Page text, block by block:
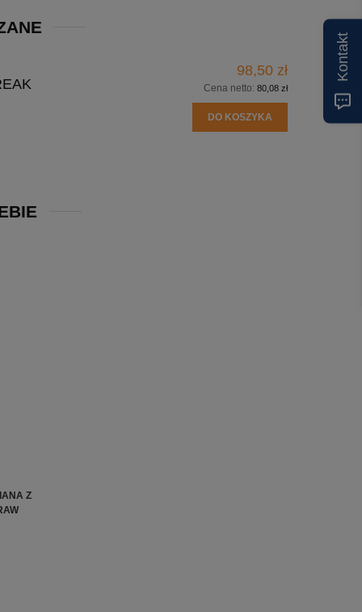
98,50 zł
Cena netto: 80,08 zł
DO KOSZYKA
Z
Kontakt